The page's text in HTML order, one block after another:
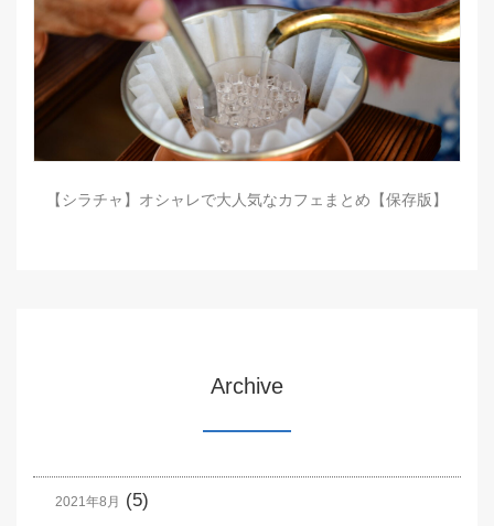
【シラチャ】オシャレで大人気なカフェまとめ【保存版】
Archive
2021年8月 (5)